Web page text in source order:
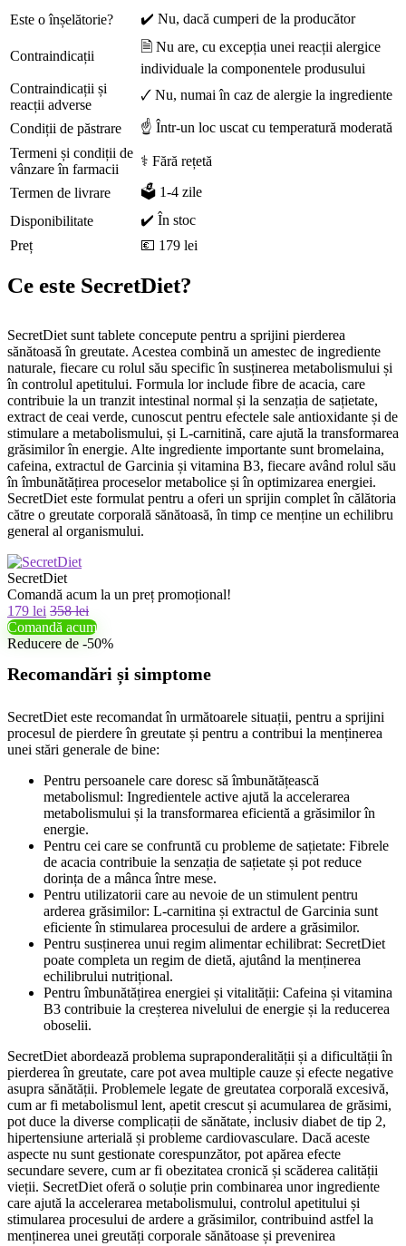
Este o înșelătorie?
✔️ Nu, dacă cumperi de la producător
Contraindicații
🗎 Nu are, cu excepția unei reacții alergice
individuale la componentele produsului
Contraindicații și
reacții adverse
🗸 Nu, numai în caz de alergie la ingrediente
Condiții de păstrare
☝ Într-un loc uscat cu temperatură moderată
Termeni și condiții de
vânzare în farmacii
⚕️ Fără rețetă
Termen de livrare
🗳️ 1-4 zile
Disponibilitate
✔️ În stoc
Preț
💶 179 lei
Ce este SecretDiet?
SecretDiet sunt tablete concepute pentru a sprijini pierderea
sănătoasă în greutate. Acestea combină un amestec de ingrediente
naturale, fiecare cu rolul său specific în susținerea metabolismului și
în controlul apetitului. Formula lor include fibre de acacia, care
contribuie la un tranzit intestinal normal și la senzația de sațietate,
extract de ceai verde, cunoscut pentru efectele sale antioxidante și de
stimulare a metabolismului, și L-carnitină, care ajută la transformarea
grăsimilor în energie. Alte ingrediente importante sunt bromelaina,
cafeina, extractul de Garcinia și vitamina B3, fiecare având rolul său
în îmbunătățirea proceselor metabolice și în optimizarea energiei.
SecretDiet este formulat pentru a oferi un sprijin complet în călătoria
către o greutate corporală sănătoasă, în timp ce menține un echilibru
general al organismului.
SecretDiet
Comandă acum la un preț promoțional!
179 lei 358 lei
Comandă acum
Reducere de -50%
Recomandări și simptome
SecretDiet este recomandat în următoarele situații, pentru a sprijini
procesul de pierdere în greutate și pentru a contribui la menținerea
unei stări generale de bine:
Pentru persoanele care doresc să îmbunătățească
metabolismul: Ingredientele active ajută la accelerarea
metabolismului și la transformarea eficientă a grăsimilor în
energie.
Pentru cei care se confruntă cu probleme de sațietate: Fibrele
de acacia contribuie la senzația de sațietate și pot reduce
dorința de a mânca între mese.
Pentru utilizatorii care au nevoie de un stimulent pentru
arderea grăsimilor: L-carnitina și extractul de Garcinia sunt
eficiente în stimularea procesului de ardere a grăsimilor.
Pentru susținerea unui regim alimentar echilibrat: SecretDiet
poate completa un regim de dietă, ajutând la menținerea
echilibrului nutrițional.
Pentru îmbunătățirea energiei și vitalității: Cafeina și vitamina
B3 contribuie la creșterea nivelului de energie și la reducerea
oboselii.
SecretDiet abordează problema supraponderalității și a dificultății în
pierderea în greutate, care pot avea multiple cauze și efecte negative
asupra sănătății. Problemele legate de greutatea corporală excesivă,
cum ar fi metabolismul lent, apetit crescut și acumularea de grăsimi,
pot duce la diverse complicații de sănătate, inclusiv diabet de tip 2,
hipertensiune arterială și probleme cardiovasculare. Dacă aceste
aspecte nu sunt gestionate corespunzător, pot apărea efecte
secundare severe, cum ar fi obezitatea cronică și scăderea calității
vieții. SecretDiet oferă o soluție prin combinarea unor ingrediente
care ajută la accelerarea metabolismului, controlul apetitului și
stimularea procesului de ardere a grăsimilor, contribuind astfel la
menținerea unei greutăți corporale sănătoase și prevenirea